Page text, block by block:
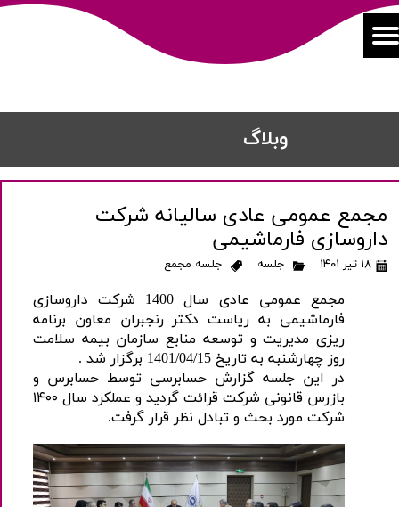
​​وبلاگ
مجمع عمومی عادی سالیانه شرکت
داروسازی فارماشیمی
۱۸ تیر ۱۴۰۱ جلسه جلسه مجمع
مجمع عمومی عادی سال 1400 شرکت داروسازی
فارماشیمی به ریاست دکتر رنجبران معاون برنامه
ریزی مدیریت و توسعه منابع سازمان بیمه سلامت
روز چهارشنبه به تاریخ 1401/04/15 برگزار شد .
در این جلسه گزارش حسابرسی توسط حسابرس و
بازرس قانونی شرکت قرائت گردید و عملکرد سال ۱۴۰۰
شرکت مورد بحث و تبادل نظر قرار گرفت.